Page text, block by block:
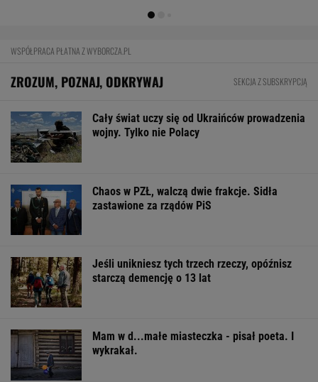
WSPÓŁPRACA PŁATNA Z WYBORCZA.PL
ZROZUM, POZNAJ, ODKRYWAJ SEKCJA Z SUBSKRYPCJĄ
Cały świat uczy się od Ukraińców prowadzenia
wojny. Tylko nie Polacy
Chaos w PZŁ, walczą dwie frakcje. Sidła
zastawione za rządów PiS
Jeśli unikniesz tych trzech rzeczy, opóźnisz
starczą demencję o 13 lat
Mam w d...małe miasteczka - pisał poeta. I
wykrakał.